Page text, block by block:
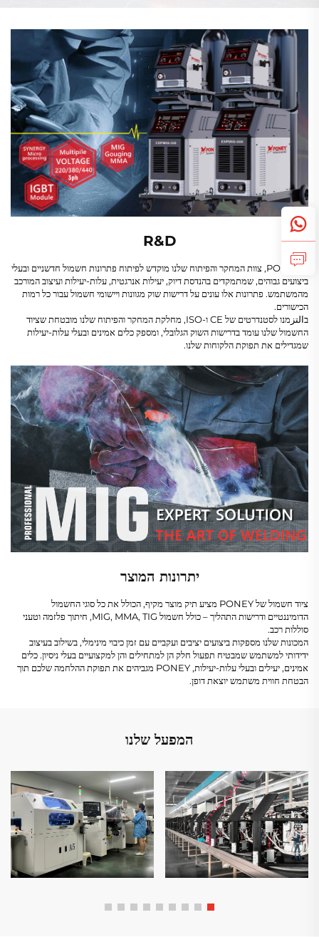
R&D
ב-PONEY, צוות המחקר והפיתוח שלנו מוקדש לפיתוח פתרונות חשמול חדשניים ובעלי
ביצועים גבוהים, שמתמקדים בהנדסת דיוק, יעילות אנרגטית, עלות-יעילות ועיצוב המורכב
מהמשתמש. פתרונות אלו עונים על דרישות שוק מגוונות ויישומי חשמול עבור כל רמות
הכישורים.
בالتزמנו לסטנדרטים של CE ו-ISO, מחלקת המחקר והפיתוח שלנו מובטחת שציוד
החשמול שלנו עומד בדרישות השוק הגלובלי, ומספק כלים אמינים ובעלי עלות-יעילות
שמגדילים את תפוקת הלקוחות שלנו.
יתרונות המוצר
ציוד חשמול של PONEY מציע תיק מוצר מקיף, הכולל את כל סוגי החשמול
הדומיננטיים ודרישות התהליך – כולל חשמול MIG, MMA, TIG, חיתוך פלזמה וטעני
סוללות רכב.
המכונות שלנו מספקות ביצועים יציבים ועקביים עם זמן כיבוי מינימלי, בשילוב בעיצוב
ידידותי למשתמש שמבטיח תפעול חלק הן למתחילים והן למקצועיים בעלי ניסיון. כלים
אמינים, יעילים ובעלי עלות-יעילות, PONEY מגביהים את תפוקת ההלחמה שלכם תוך
הבטחת חווית משתמש יוצאת דופן.
המפעל שלנו